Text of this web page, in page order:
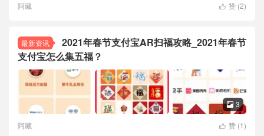
 赞 (2)
阿藏
最新资讯
2021年春节支付宝AR扫福攻略_2021年春节
支付宝怎么集五福？
 3
 赞 (1)
阿藏